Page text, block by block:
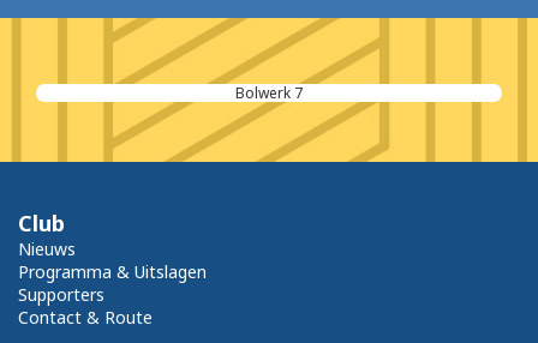
Bolwerk 7
Club
Nieuws
Programma & Uitslagen
Supporters
Contact & Route